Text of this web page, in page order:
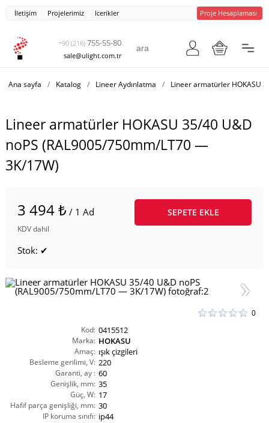
İletişim Projelerimiz Icerikler Proje Hesaplaması
+90 (216) 755-55-80
sale@ulight.com.tr
Ana sayfa / Katalog / Lineer Aydınlatma / Lineer armatürler HOKASU
Lineer armatürler HOKASU 35/40 U&D
noPS (RAL9005/750mm/LT70 —
3K/17W)
3 494 ₺ / 1 Ad
KDV dahil
SEPETE EKLE
Stok: ✔
0
Kod: 0415512
Marka: HOKASU
Amaç: ışık çizgileri
Besleme gerilimi, V: 220
Garanti, ay : 60
Genişlik, mm: 35
Güç, W: 17
Hafif parça genişliği, mm: 30
IP koruma sınıfı: ip44